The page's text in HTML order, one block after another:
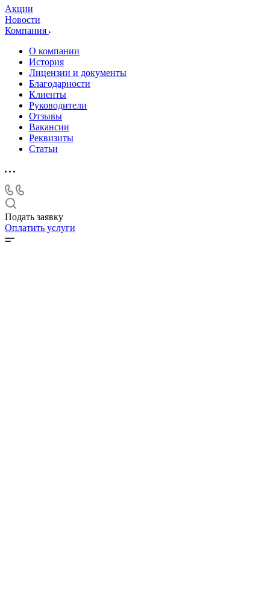
Акции
Новости
Компания
О компании
История
Лицензии и документы
Благодарности
Клиенты
Руководители
Отзывы
Вакансии
Реквизиты
Статьи
Подать заявку
Оплатить услуги